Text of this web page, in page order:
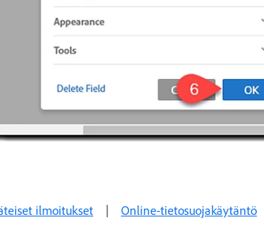
ilmoitukset | Online-tietosuojakäytäntö